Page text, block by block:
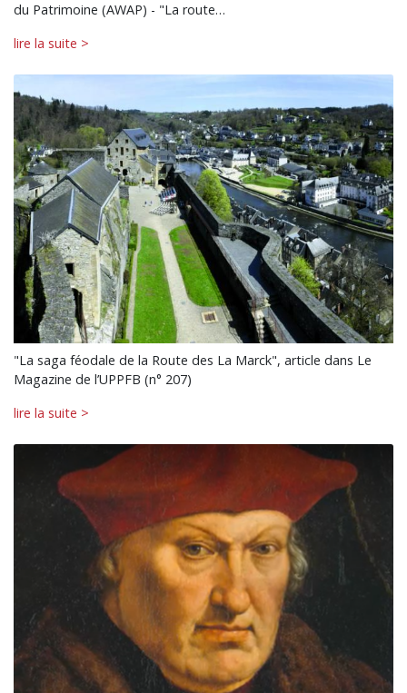
du Patrimoine (AWAP) - "La route…
lire la suite >
"La saga féodale de la Route des La Marck", article dans Le
Magazine de l’UPPFB (n° 207)
lire la suite >